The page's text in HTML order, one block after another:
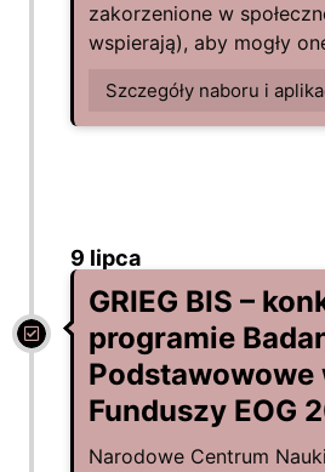
zakorzenione w
wspierają), aby mogły
Szczegóły naboru i
9 lipca
GRIEG BIS –
programie
Podstawowowe
Funduszy EOG
Narodowe Centrum